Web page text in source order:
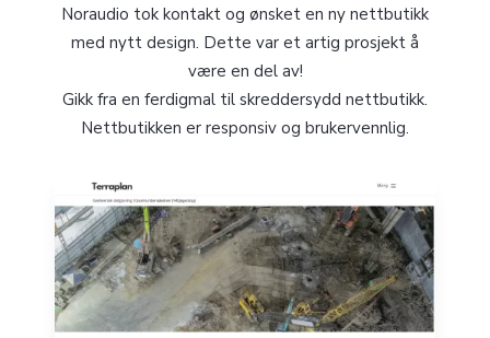
Noraudio tok kontakt og ønsket en ny nettbutikk
med nytt design. Dette var et artig prosjekt å
være en del av!
Gikk fra en ferdigmal til skreddersydd nettbutikk.
Nettbutikken er responsiv og brukervennlig.